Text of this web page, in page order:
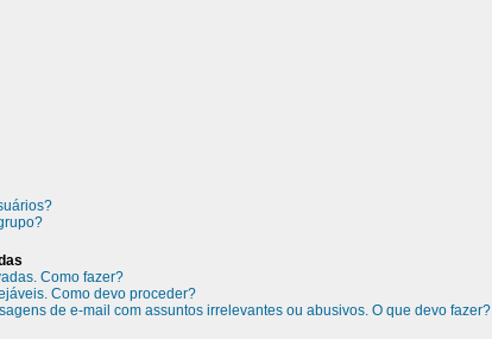
Como fazer?
Como devo proceder?
de e-mail com assuntos irrelevantes ou abusivos. O que devo fazer?